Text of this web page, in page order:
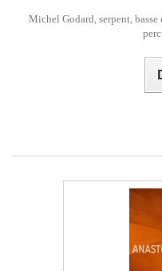
Michel Godard, serpent,